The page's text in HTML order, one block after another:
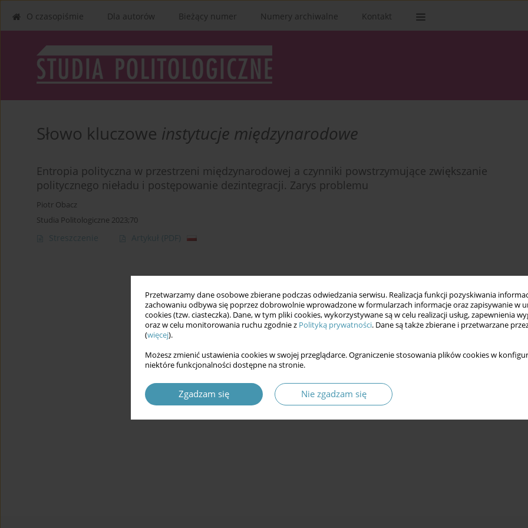
Przetwarzamy dane osobowe zbierane podczas odwiedzania serwisu. Realizacja funkcji pozyskiwania
zachowaniu odbywa się poprzez dobrowolnie wprowadzone w formularzach informacje oraz zapisywanie w
cookies (tzw. ciasteczka). Dane, w tym pliki cookies, wykorzystywane są w celu realizacji usług, zapewnienia
oraz w celu monitorowania ruchu zgodnie z Polityką prywatności. Dane są także zbierane i przetwarzane
(więcej).
Możesz zmienić ustawienia cookies w swojej przeglądarce. Ograniczenie stosowania plików cookies w
niektóre funkcjonalności dostępne na stronie.
Zgadzam się Nie zgadzam się
O czasopiśmie Dla autorów Bieżący numer Numery archiwalne Kontakt
Słowo kluczowe instytucje międzynarodowe
Entropia polityczna w przestrzeni międzynarodowej a czynniki powstrzymujące zwiększanie
politycznego nieładu i postępowanie dezintegracji. Zarys problemu
Piotr Obacz
Studia Politologiczne 2023;70
Streszczenie Artykuł (PDF)